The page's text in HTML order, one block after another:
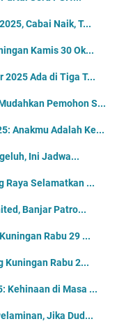
Cabai Naik, T...
Kamis 30 Ok...
2025 Ada di Tiga T...
Pemohon S...
Anakmu Adalah Ke...
Ini Jadwa...
Raya Selamatkan ...
Banjar Patro...
Rabu 29 ...
Kuningan Rabu 2...
Kehinaan di Masa ...
Jika Dud...